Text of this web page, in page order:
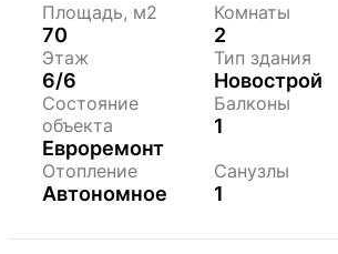
Площадь, м2
70
Комнаты
2
Этаж
6/6
Тип здания
Новострой
Состояние
объекта
Евроремонт
Балконы
1
Отопление
Автономное
Санузлы
1